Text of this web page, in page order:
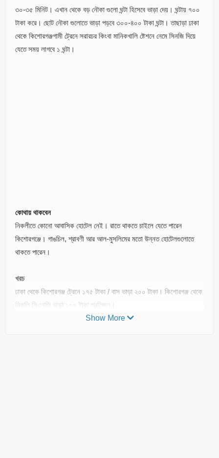
৩০-৩৫ মিনিট। এখান থেকে বড় নৌকা গুলো ঘন্টা হিসেবে ভাড়া দেয়। ঘন্টায় ৭০০
টাকা করে। ছোট নৌকা গুলোতে ভাড়া পড়বে ৩০০-৪০০ টাকা ঘন্টা। তাছাড়া ঢাকা
থেকে কিশোরগঞ্জগামী ট্রেনে সরারচর কিংবা মানিকখালি ষ্টেশনে নেমে সিনজি দিয়ে
যেতে সময় লাগবে ১ ঘন্টা।
কোথায় থাকবেন
নিকলীতে কোনো আবাসিক হোটেল নেই। রাতে থাকতে চাইলে যেতে পারেন
কিশোরগঞ্জে। গাঙচিল, শ্রাবণী আর আল-মুসলিমের মতো উন্নত হোটেলগুলোতে
থাকতে পারেন।
খরচ
ঢাকা থেকে কিশোরগঞ্জ ট্রেনে ১৭৫ টাকা / বাস ভাড়া ২০০ টাকা। কিশোরগঞ্জ থেকে
নিকলি সিএনজি ভাড়া ১০০ টাকা প্রতিজন।
Show More